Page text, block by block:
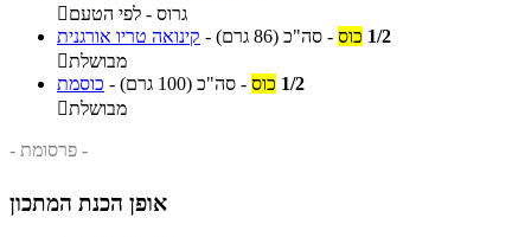
גרוס - לפי הטעם
קינואה טריו אורגנית - 1/2 כוס - סה"כ (86 גרם)
מבושלת
כוסמת - 1/2 כוס - סה"כ (100 גרם)
מבושלת
- פרסומת -
אופן הכנת המתכון